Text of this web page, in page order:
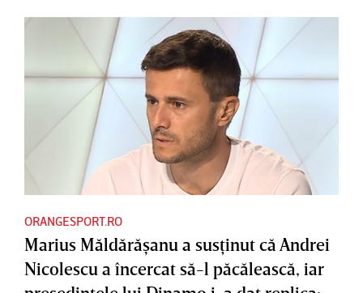
ORANGESPORT.RO
Marius Măldărăşanu a susţinut că Andrei
Nicolescu a încercat să-l păcălească, iar